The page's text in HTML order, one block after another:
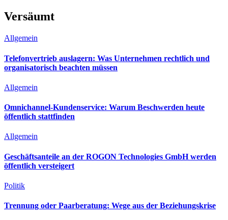
Versäumt
Allgemein
Telefonvertrieb auslagern: Was Unternehmen rechtlich und
organisatorisch beachten müssen
Allgemein
Omnichannel-Kundenservice: Warum Beschwerden heute
öffentlich stattfinden
Allgemein
Geschäftsanteile an der ROGON Technologies GmbH werden
öffentlich versteigert
Politik
Trennung oder Paarberatung: Wege aus der Beziehungskrise